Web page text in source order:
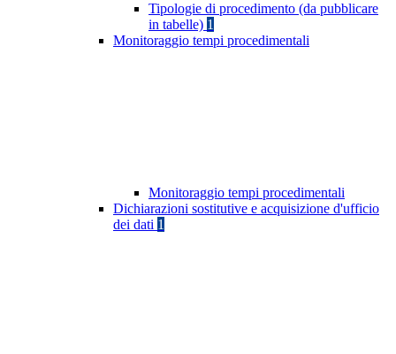
Tipologie di procedimento (da pubblicare
in tabelle) 1
Monitoraggio tempi procedimentali
Monitoraggio tempi procedimentali
Dichiarazioni sostitutive e acquisizione d'ufficio
dei dati 1